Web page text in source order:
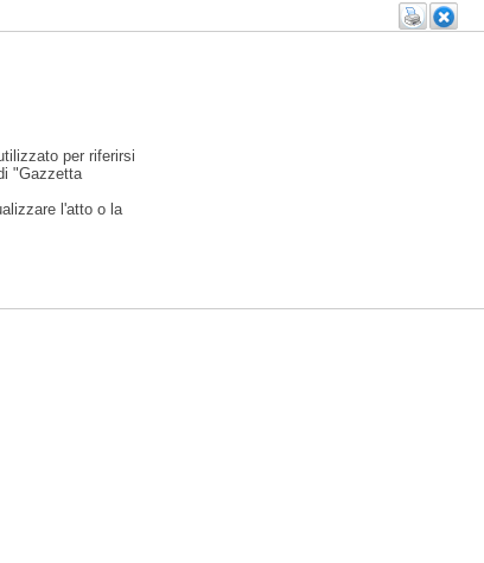
per riferirsi
"Gazzetta
l'atto o la